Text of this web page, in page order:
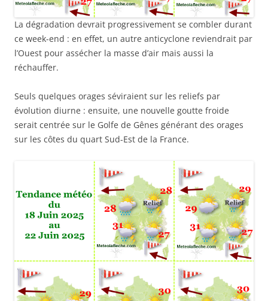
La dégradation devrait progressivement se combler durant
ce week-end : en effet, un autre anticyclone reviendrait par
l’Ouest pour assécher la masse d’air mais aussi la
réchauffer.
Seuls quelques orages séviraient sur les reliefs par
évolution diurne : ensuite, une nouvelle goutte froide
serait centrée sur le Golfe de Gênes générant des orages
sur les côtes du quart Sud-Est de la France.